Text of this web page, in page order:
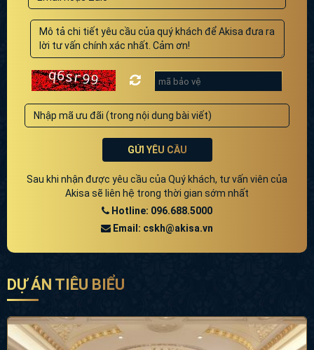
GỬI YÊU CẦU
Sau khi nhận được yêu cầu của Quý khách, tư vấn viên của
Akisa sẽ liên hệ trong thời gian sớm nhất
Hotline: 096.688.5000
Email: cskh@akisa.vn
DỰ ÁN TIÊU BIỂU